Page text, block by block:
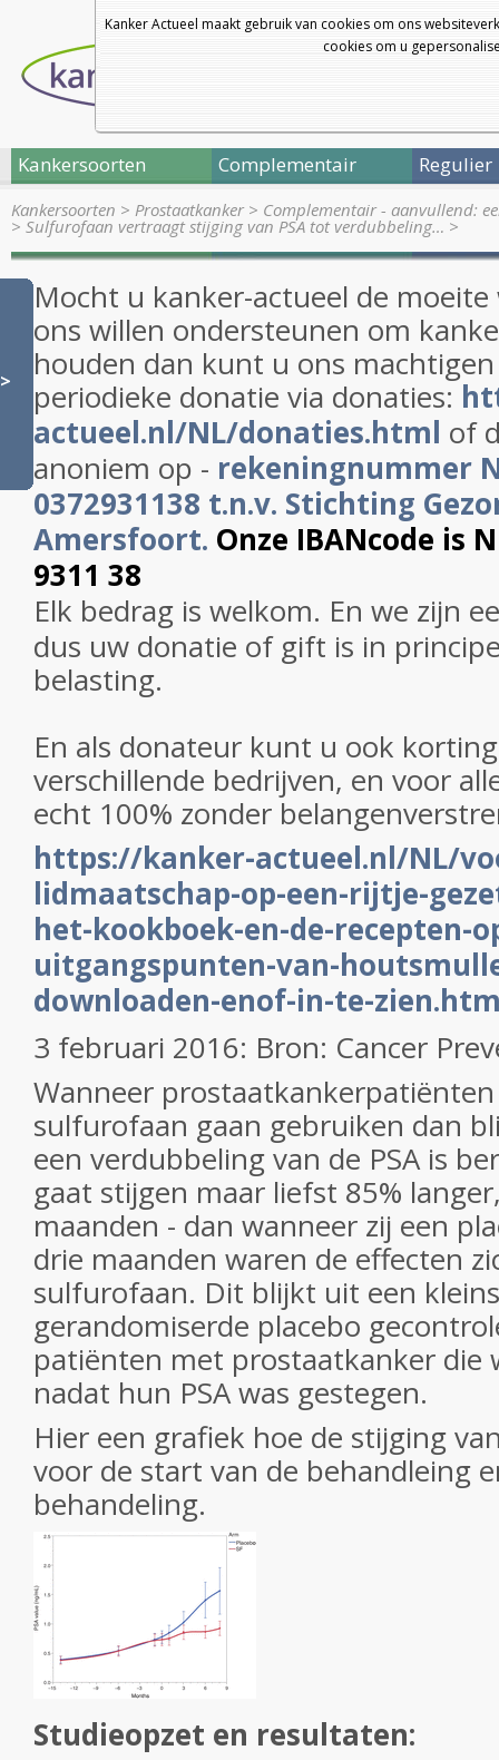
Kanker Actueel maakt gebruik van cookies om ons
cookies om u
Kankersoorten Complementair Regulier
Kankersoorten > Prostaatkanker> Complementair - aanvullend:
> Sulfurofaan vertraagt stijging van PSA tot verdubbeling… >
Mocht u kanker-actueel de
ons willen ondersteunen om
houden dan kunt u ons
periodieke donatie via donaties:
actueel.nl/NL/donaties.html of
anoniem op - rekeningnummer
0372931138 t.n.v. Stichting
Amersfoort. Onze IBANcode is
9311 38
Elk bedrag is welkom. En we zijn
dus uw donatie of gift is in
belasting.
En als donateur kunt u ook
verschillende bedrijven, en voor
echt 100% zonder
https://kanker-actueel.nl/NL/
lidmaatschap-op-een-rijtje-
het-kookboek-en-de-recepten-
uitgangspunten-van-
downloaden-enof-in-te-
3 februari 2016: Bron: Cancer
Wanneer
sulfurofaan gaan gebruiken dan
een verdubbeling van de PSA is
gaat stijgen maar liefst 85%
maanden - dan wanneer zij een
drie maanden waren de effecten
sulfurofaan. Dit blijkt uit een
gerandomiserde placebo
patiënten met prostaatkanker die
nadat hun PSA was gestegen.
Hier een grafiek hoe de stijging
voor de start van de behandleing
behandeling.
Studieopzet en resultaten: